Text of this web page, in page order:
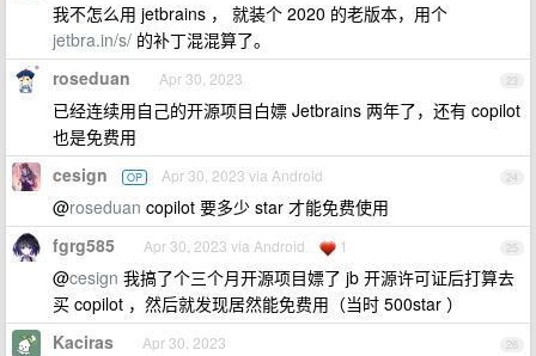
我不怎么用 jetbrains ， 就装个 2020 的老版本，用个
jetbra.in/s/ 的补丁混混算了。
23
roseduan Apr 30, 2023
已经连续用自己的开源项目白嫖 Jetbrains 两年了，还有 copilot
也是免费用
24
cesign OP Apr 30, 2023 via Android
@roseduan copilot 要多少 star 才能免费使用
25
fgrg585 Apr 30, 2023 via Android 1
@cesign 我搞了个三个月开源项目嫖了 jb 开源许可证后打算去
买 copilot ，然后就发现居然能免费用（当时 500star ）
26
Kaciras Apr 30, 2023